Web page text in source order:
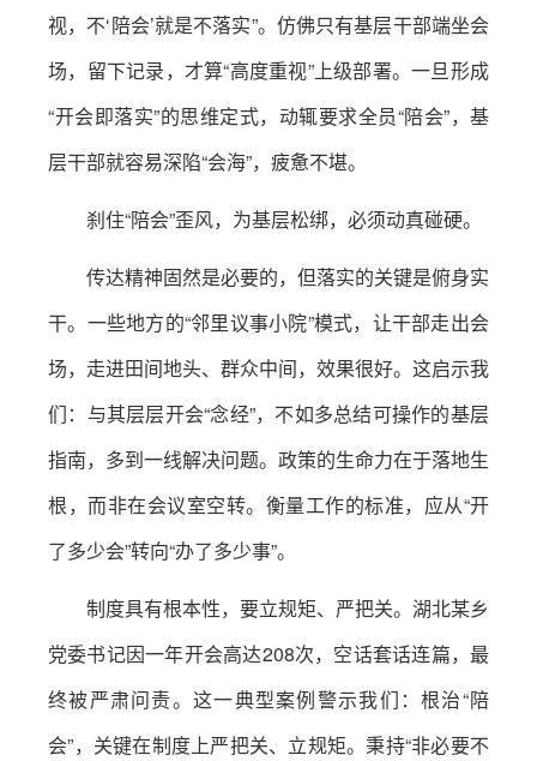
视，不‘陪会’就是不落实”。仿佛只有基层干部端坐会
场，留下记录，才算“高度重视”上级部署。一旦形成
“开会即落实”的思维定式，动辄要求全员“陪会”，基
层干部就容易深陷“会海”，疲惫不堪。
刹住“陪会”歪风，为基层松绑，必须动真碰硬。
传达精神固然是必要的，但落实的关键是俯身实
干。一些地方的“邻里议事小院”模式，让干部走出会
场，走进田间地头、群众中间，效果很好。这启示我
们：与其层层开会“念经”，不如多总结可操作的基层
指南，多到一线解决问题。政策的生命力在于落地生
根，而非在会议室空转。衡量工作的标准，应从“开
了多少会”转向“办了多少事”。
制度具有根本性，要立规矩、严把关。湖北某乡
党委书记因一年开会高达208次，空话套话连篇，最
终被严肃问责。这一典型案例警示我们：根治“陪
会”，关键在制度上严把关、立规矩。秉持“非必要不